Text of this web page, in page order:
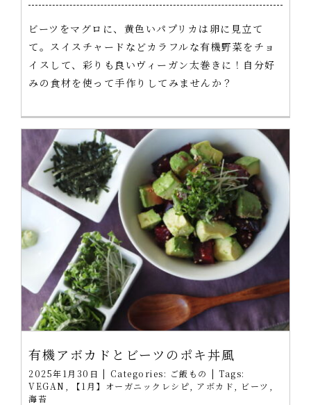
ビーツをマグロに、黄色いパプリカは卵に見立て
て。スイスチャードなどカラフルな有機野菜をチョ
イスして、彩りも良いヴィーガン太巻きに！自分好
みの食材を使って手作りしてみませんか？
有機アボカドとビーツのポキ丼風
2025年1月30日 | Categories: ご飯もの | Tags:
VEGAN
【1月】オーガニックレシピ アボカド ビーツ
海苔